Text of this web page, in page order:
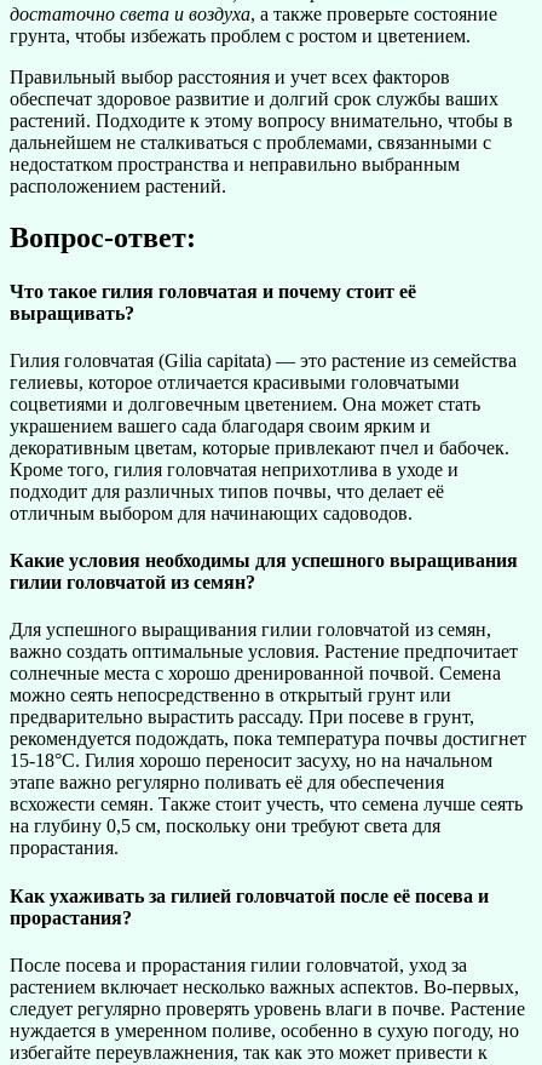
достаточно света и воздуха, а также проверьте состояние
грунта, чтобы избежать проблем с ростом и цветением.
Правильный выбор расстояния и учет всех факторов
обеспечат здоровое развитие и долгий срок службы ваших
растений. Подходите к этому вопросу внимательно, чтобы в
дальнейшем не сталкиваться с проблемами, связанными с
недостатком пространства и неправильно выбранным
расположением растений.
Вопрос-ответ:
Что такое гилия головчатая и почему стоит её
выращивать?
Гилия головчатая (Gilia capitata) — это растение из семейства
гелиевы, которое отличается красивыми головчатыми
соцветиями и долговечным цветением. Она может стать
украшением вашего сада благодаря своим ярким и
декоративным цветам, которые привлекают пчел и бабочек.
Кроме того, гилия головчатая неприхотлива в уходе и
подходит для различных типов почвы, что делает её
отличным выбором для начинающих садоводов.
Какие условия необходимы для успешного выращивания
гилии головчатой из семян?
Для успешного выращивания гилии головчатой из семян,
важно создать оптимальные условия. Растение предпочитает
солнечные места с хорошо дренированной почвой. Семена
можно сеять непосредственно в открытый грунт или
предварительно вырастить рассаду. При посеве в грунт,
рекомендуется подождать, пока температура почвы достигнет
15-18°C. Гилия хорошо переносит засуху, но на начальном
этапе важно регулярно поливать её для обеспечения
всхожести семян. Также стоит учесть, что семена лучше сеять
на глубину 0,5 см, поскольку они требуют света для
прорастания.
Как ухаживать за гилией головчатой после её посева и
прорастания?
После посева и прорастания гилии головчатой, уход за
растением включает несколько важных аспектов. Во-первых,
следует регулярно проверять уровень влаги в почве. Растение
нуждается в умеренном поливе, особенно в сухую погоду, но
избегайте переувлажнения, так как это может привести к